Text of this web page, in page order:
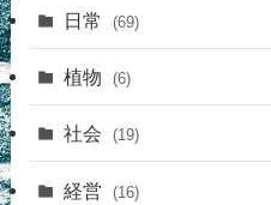
日常 (69)
植物 (6)
社会 (19)
経営 (16)